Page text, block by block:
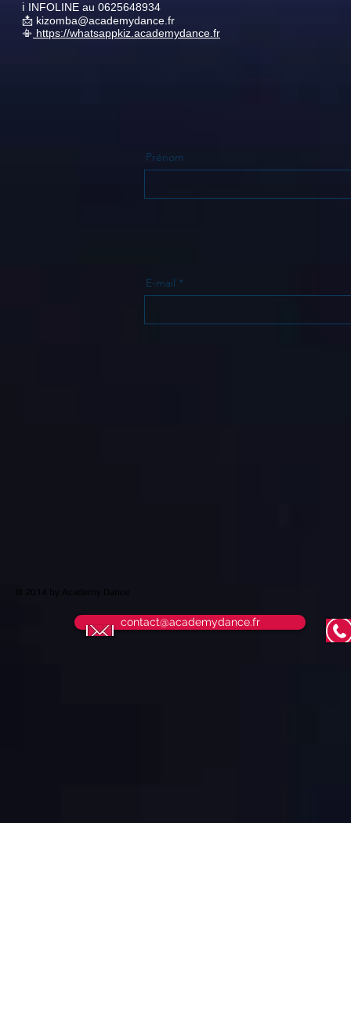
ℹ️ INFOLINE au 0625648934
📩 kizomba@academydance.fr
📳 https://whatsappkiz.academydance.fr
Prénom
E-mail
© 2014 by Academy Dance
contact@academydance.fr